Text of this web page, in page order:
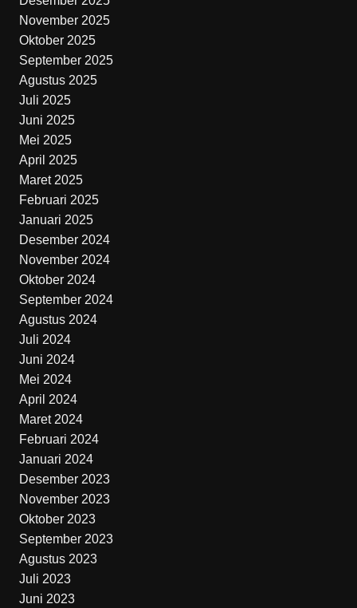
November 2025
Oktober 2025
September 2025
Agustus 2025
Juli 2025
Juni 2025
Mei 2025
April 2025
Maret 2025
Februari 2025
Januari 2025
Desember 2024
November 2024
Oktober 2024
September 2024
Agustus 2024
Juli 2024
Juni 2024
Mei 2024
April 2024
Maret 2024
Februari 2024
Januari 2024
Desember 2023
November 2023
Oktober 2023
September 2023
Agustus 2023
Juli 2023
Juni 2023